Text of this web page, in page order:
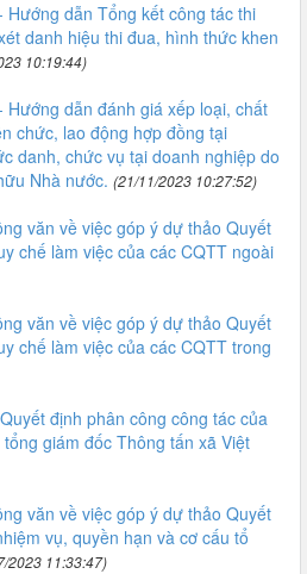
Hướng dẫn Tổng kết công tác thi
danh hiệu thi đua, hình thức khen
10:19:44)
Hướng dẫn đánh giá xếp loại, chất
chức, lao động hợp đồng tại
danh, chức vụ tại doanh nghiệp do
Nhà nước. (21/11/2023 10:27:52)
văn về việc góp ý dự thảo Quyết
chế làm việc của các CQTT ngoài
văn về việc góp ý dự thảo Quyết
chế làm việc của các CQTT trong
định phân công công tác của
giám đốc Thông tấn xã Việt
văn về việc góp ý dự thảo Quyết
vụ, quyền hạn và cơ cấu tổ
2023 11:33:47)